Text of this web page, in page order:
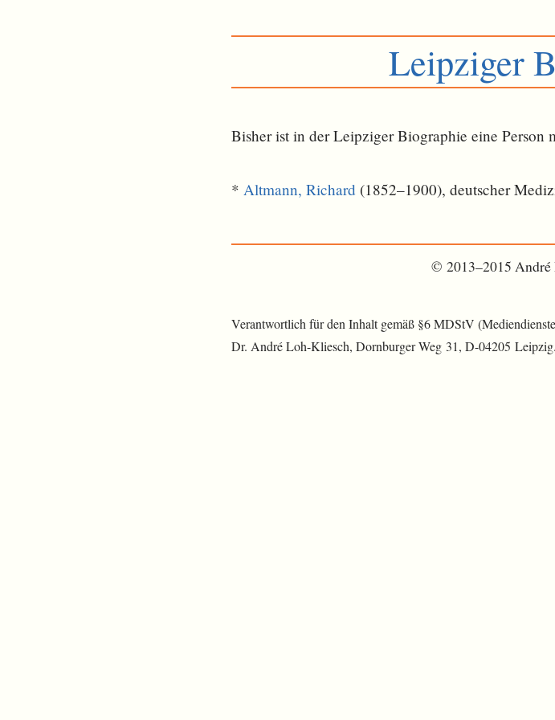
Leipziger
Bisher ist in der Leipziger Biographie eine Person
* Altmann, Richard (1852–1900), deutscher
© 2013–2015 André
Verantwortlich für den Inhalt gemäß §6 MDStV
Dr. André Loh-Kliesch, Dornburger Weg 31, D-04205 Leipzig.